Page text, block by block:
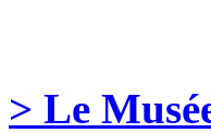
> Le